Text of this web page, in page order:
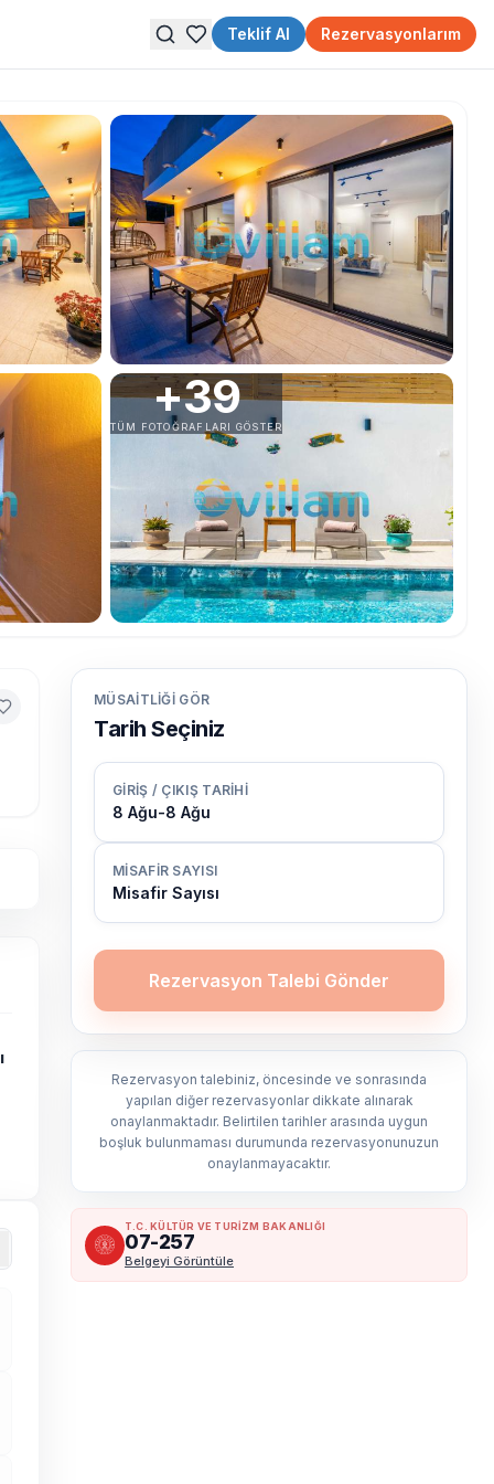
Teklif Al Rezervasyonlarım
+39
TÜM FOTOĞRAFLARI GÖSTER
MÜSAITLIĞI GÖR
Tarih Seçiniz
GIRIŞ / ÇIKIŞ TARIHI
8 Ağu-8 Ağu
MISAFIR SAYISI
Misafir Sayısı
Rezervasyon Talebi Gönder
Rezervasyon talebiniz, öncesinde ve sonrasında
yapılan diğer rezervasyonlar dikkate alınarak
onaylanmaktadır. Belirtilen tarihler arasında uygun
boşluk bulunmaması durumunda rezervasyonunuzun
onaylanmayacaktır.
T.C. KÜLTÜR VE TURİZM BAKANLIĞI
07-257
Belgeyi Görüntüle